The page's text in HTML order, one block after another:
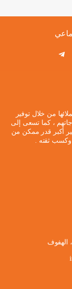
من خلال توفير
، كما تسعى إلى
أكبر قدر ممكن من
وكسب ثقته .
الهفوف